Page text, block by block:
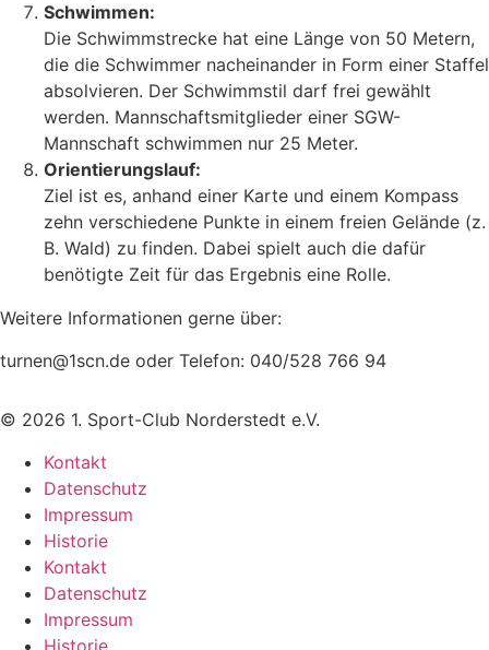
Schwimmen:
Die Schwimmstrecke hat eine Länge von 50 Metern,
die die Schwimmer nacheinander in Form einer Staffel
absolvieren. Der Schwimmstil darf frei gewählt
werden. Mannschaftsmitglieder einer SGW-
Mannschaft schwimmen nur 25 Meter.
Orientierungslauf:
Ziel ist es, anhand einer Karte und einem Kompass
zehn verschiedene Punkte in einem freien Gelände (z.
B. Wald) zu finden. Dabei spielt auch die dafür
benötigte Zeit für das Ergebnis eine Rolle.
Weitere Informationen gerne über:
turnen@1scn.de oder Telefon: 040/528 766 94
© 2026 1. Sport-Club Norderstedt e.V.
Kontakt
Datenschutz
Impressum
Historie
Kontakt
Datenschutz
Impressum
Historie